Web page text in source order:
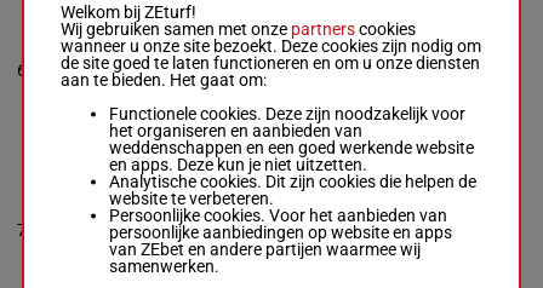
6
LADY BABS
Rabbitt C.-Crook
M/12 -71 kg
2h 4h 5h 2h 2h
(21) 2h 1h 4h 1h
10p (20) 9h 7h
M/12 71 kg
2h 4h 5h 2h 2h
(21) 2h 1h 4h
7
GONE IN SIXTY
-A M
70.5 kg
5h 6h 6h 2h 8p 6p
R/9
70.5
kg
5h 6h 6h 2h 8p
6p 2p
Welkom bij ZEturf!
Wij gebruiken samen met onze partnerscookies
wanneer u onze site bezoekt. Deze cookies zijn nodig om
de site goed te laten functioneren en om u onze diensten
aan te bieden. Het gaat om:
Functionele cookies. Deze zijn noodzakelijk voor
het organiseren en aanbieden van
weddenschappen en een goed werkende website
en apps. Deze kun je niet uitzetten.
Analytische cookies. Dit zijn cookies die helpen de
website te verbeteren.
Persoonlijke cookies. Voor het aanbieden van
persoonlijke aanbiedingen op website en apps
van ZEbet en andere partijen waarmee wij
samenwerken.